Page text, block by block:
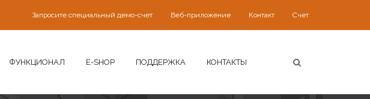
Запросите специальный демо-счет Веб-приложение Контакт Счет
ФУНКЦИОНАЛ E-SHOP ПОДДЕРЖКА КОНТАКТЫ